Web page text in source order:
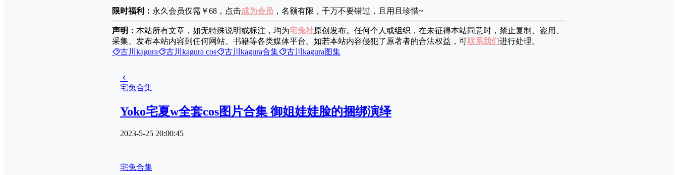
限时福利： 永久会员仅需￥68，点击成为会员 ，名额有限，千万不要错过，且用且珍惜~
声明： 本站所有文章，如无特殊说明或标注，均为宅兔社原创发布。任何个人或组织，在未征得本站同意时，禁止复制、盗用、
采集、发布本站内容到任何网站、书籍等各类媒体平台。如若本站内容侵犯了原著者的合法权益，可联系我们进行处理。
古川kagura
古川kagura cos 古川kagura合集 古川kagura图集
宅兔合集
Yoko宅夏w全套cos图片合集 御姐娃娃脸的捆绑演绎
2023-5-25 20:00:45
宅兔合集